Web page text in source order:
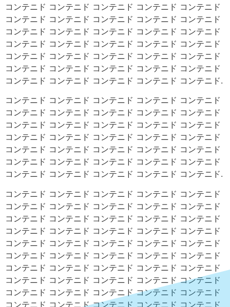
コンテニド コンテニド コンテニド コンテニド コンテニド
コンテニド コンテニド コンテニド コンテニド コンテニド
コンテニド コンテニド コンテニド コンテニド コンテニド
コンテニド コンテニド コンテニド コンテニド コンテニド
コンテニド コンテニド コンテニド コンテニド コンテニド
コンテニド コンテニド コンテニド コンテニド コンテニド
コンテニド コンテニド コンテニド コンテニド コンテニド.
コンテニド コンテニド コンテニド コンテニド コンテニド
コンテニド コンテニド コンテニド コンテニド コンテニド
コンテニド コンテニド コンテニド コンテニド コンテニド
コンテニド コンテニド コンテニド コンテニド コンテニド
コンテニド コンテニド コンテニド コンテニド コンテニド
コンテニド コンテニド コンテニド コンテニド コンテニド
コンテニド コンテニド コンテニド コンテニド コンテニド.
コンテニド コンテニド コンテニド コンテニド コンテニド
コンテニド コンテニド コンテニド コンテニド コンテニド
コンテニド コンテニド コンテニド コンテニド コンテニド
コンテニド コンテニド コンテニド コンテニド コンテニド
コンテニド コンテニド コンテニド コンテニド コンテニド
コンテニド コンテニド コンテニド コンテニド コンテニド
コンテニド コンテニド コンテニド コンテニド コンテニド
コンテニド コンテニド コンテニド コンテニド コンテニド
コンテニド コンテニド コンテニド コンテニド コンテニド
コンテニド コンテニド コンテニド コンテニド コンテニド